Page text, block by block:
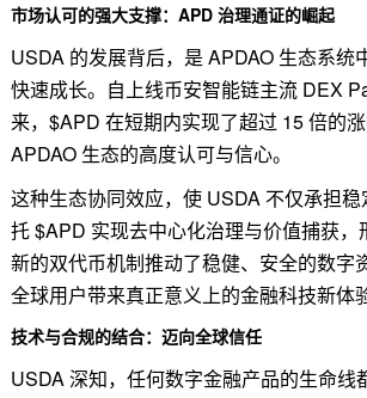
市场认可的强大支撑：APD 治理通证的崛起
USDA 的发展背后，是 APDAO 生态系统
快速成长。自上线币安智能链主流 DEX
来，$APD 在短期内实现了超过 15 倍的
APDAO 生态的高度认可与信心。
这种生态协同效应，使 USDA 不仅承担
托 $APD 实现去中心化治理与价值捕获，
新的双代币机制推动了稳健、安全的数字
全球用户带来真正意义上的金融科技新体
技术与合规的结合：迈向全球信任
USDA 深知，任何数字金融产品的生命线